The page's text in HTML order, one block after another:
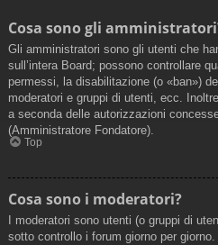
Cosa sono gli
Gli amministratori sono gli utenti che
sull’intera Board; possono controllare
permessi, la disabilitazione (o «ban»)
moderatori e gruppi di utenti, ecc.
a seconda delle autorizzazioni
(Amministratore Fondatore).
Top
Cosa sono i moderatori?
I moderatori sono utenti (o gruppi di
sotto controllo i forum giorno per